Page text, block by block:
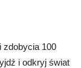
zdobycia 100
i odkryj świat